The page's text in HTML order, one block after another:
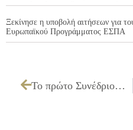
Ξεκίνησε η υποβολή αιτήσεων για
Ευρωπαϊκού Προγράμματος ΕΣΠΑ
Το πρώτο Συνέδριο Γυναικών Δημάρχων διοργάνωσε ο Δήμος Ιλίου στην έναρξη του εορτάσμου των 100 ετών του